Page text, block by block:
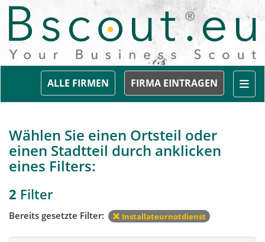
FIRMA EINTRAGEN
ALLE FIRMEN
Wählen Sie einen Ortsteil oder
einen Stadtteil durch anklicken
eines Filters:
2 Filter
Bereits gesetzte Filter: Installateurnotdienst